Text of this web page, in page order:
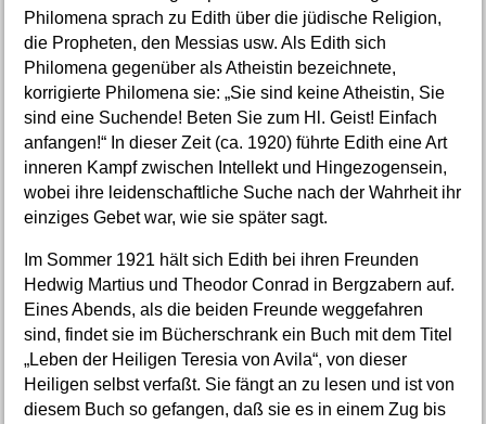
Philomena sprach zu Edith über die jüdische Religion,
die Propheten, den Messias usw. Als Edith sich
Philomena gegenüber als Atheistin bezeichnete,
korrigierte Philomena sie: „Sie sind keine Atheistin, Sie
sind eine Suchende! Beten Sie zum Hl. Geist! Einfach
anfangen!“ In dieser Zeit (ca. 1920) führte Edith eine Art
inneren Kampf zwischen Intellekt und Hingezogensein,
wobei ihre leidenschaftliche Suche nach der Wahrheit ihr
einziges Gebet war, wie sie später sagt.
Im Sommer 1921 hält sich Edith bei ihren Freunden
Hedwig Martius und Theodor Conrad in Bergzabern auf.
Eines Abends, als die beiden Freunde weggefahren
sind, findet sie im Bücherschrank ein Buch mit dem Titel
„Leben der Heiligen Teresia von Avila“, von dieser
Heiligen selbst verfaßt. Sie fängt an zu lesen und ist von
diesem Buch so gefangen, daß sie es in einem Zug bis